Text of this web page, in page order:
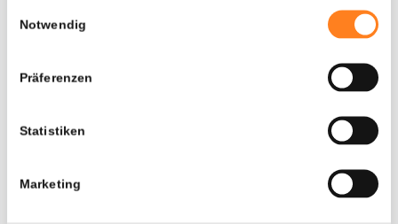
Notwendig
Präferenzen
Statistiken
Marketing
- 0,00%